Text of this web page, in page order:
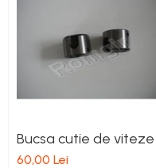
Bucsa cutie de viteze
60,00 Lei